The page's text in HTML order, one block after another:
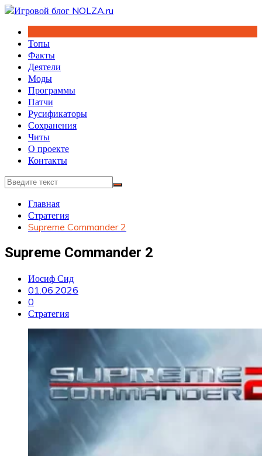
Перейти
содержимому
Топы
Факты
Деятели
Моды
Программы
Патчи
Русификаторы
Сохранения
Читы
О проекте
Контакты
Главная
Стратегия
Supreme Commander 2
Supreme Commander 2
Иосиф Сид
01.06.2026
0
Стратегия